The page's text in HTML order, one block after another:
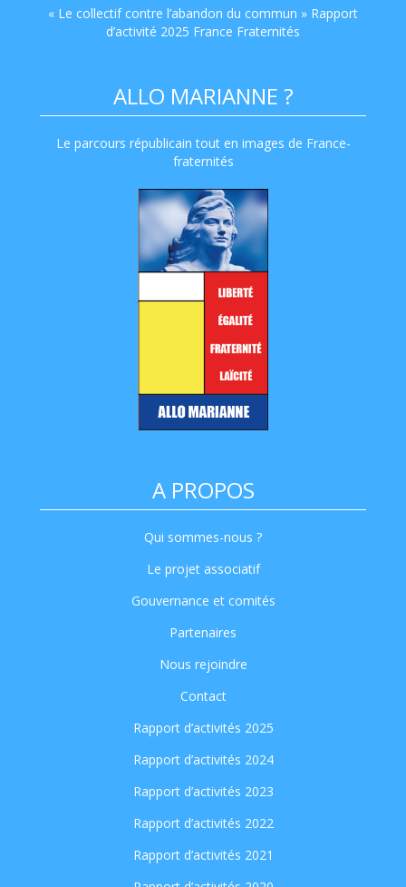
« Le collectif contre l’abandon du commun » Rapport
d’activité 2025 France Fraternités
ALLO MARIANNE ?
Le parcours républicain tout en images de France-
fraternités
A PROPOS
Qui sommes-nous ?
Le projet associatif
Gouvernance et comités
Partenaires
Nous rejoindre
Contact
Rapport d’activités 2025
Rapport d’activités 2024
Rapport d’activités 2023
Rapport d’activités 2022
Rapport d’activités 2021